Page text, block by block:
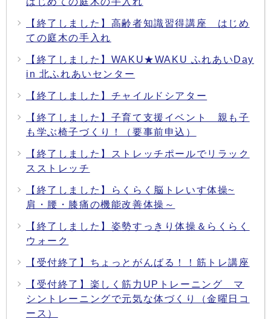
【終了しました】高齢者知識習得講座 はじめ
ての庭木の手入れ
【終了しました】WAKU★WAKU ふれあいDay
in 北ふれあいセンター
【終了しました】チャイルドシアター
【終了しました】子育て支援イベント 親も子
も学ぶ椅子づくり！（要事前申込）
【終了しました】ストレッチポールでリラック
スストレッチ
【終了しました】らくらく脳トレいす体操~
肩・腰・膝痛の機能改善体操～
【終了しました】姿勢すっきり体操＆らくらく
ウォーク
【受付終了】ちょっとがんばる！！筋トレ講座
【受付終了】楽しく筋力UPトレーニング マ
シントレーニングで元気な体づくり（金曜日コ
ース）